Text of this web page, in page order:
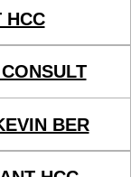
HCC
BER